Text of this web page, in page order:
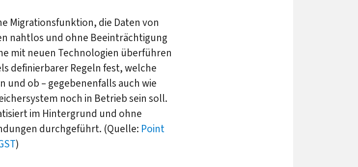
Migrationsfunktion, die Daten von
nahtlos und ohne Beeinträchtigung
mit neuen Technologien überführen
definierbarer Regeln fest, welche
und ob – gegebenenfalls auch wie
noch in Betrieb sein soll.
im Hintergrund und ohne
durchgeführt. (Quelle: Point
)